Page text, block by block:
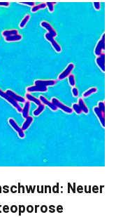
Neuer